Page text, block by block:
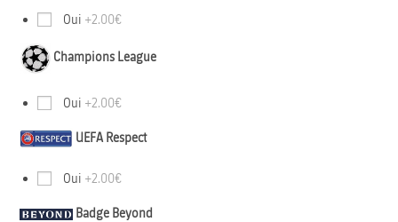
Oui +2.00€
Champions League
Oui +2.00€
UEFA Respect
Oui +2.00€
Badge Beyond